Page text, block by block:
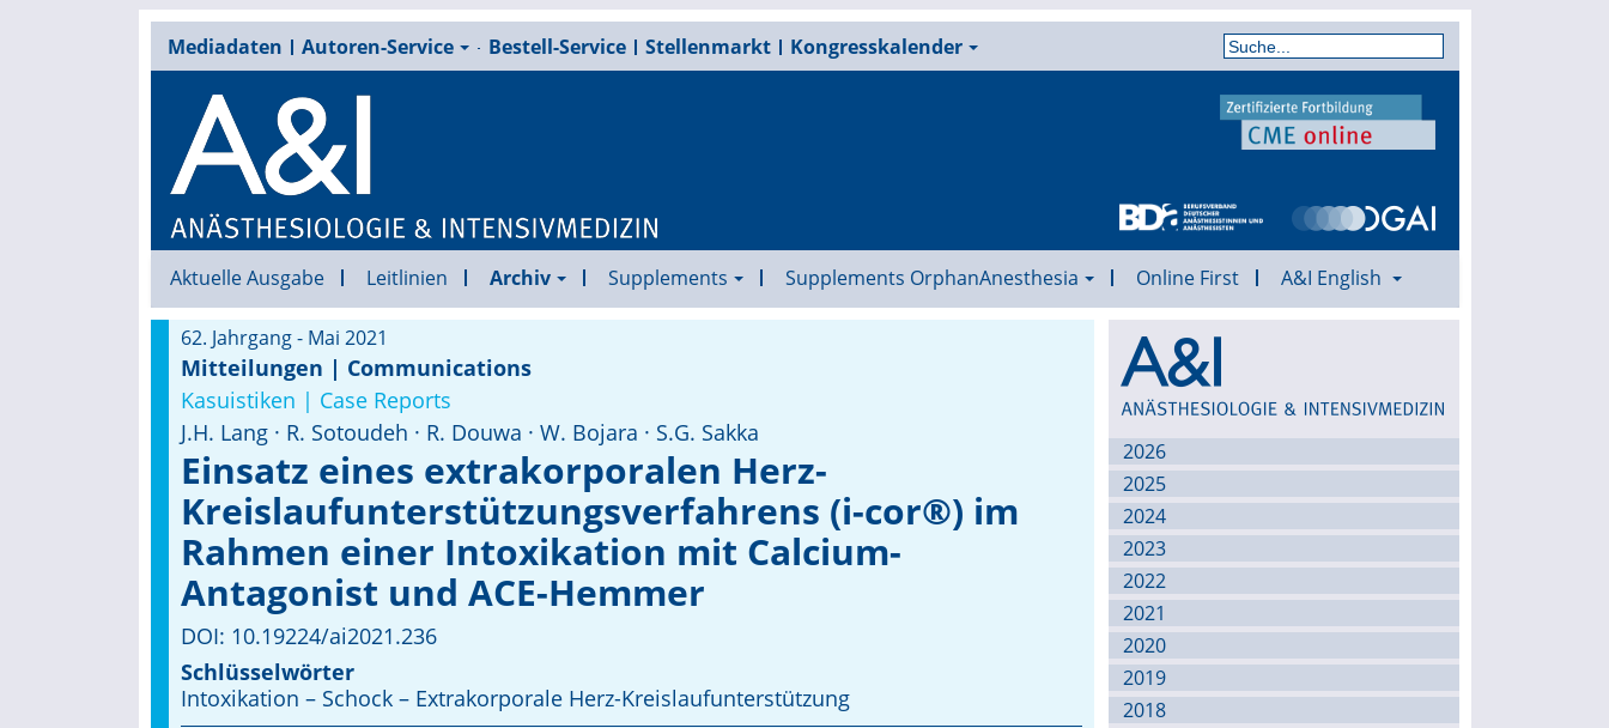
Mediadaten Autoren-Service Bestell-Service Stellenmarkt Kongresskalender
Aktuelle Ausgabe Leitlinien Archiv Supplements Supplements OrphanAnesthesia Online First A&I English
62. Jahrgang - Mai 2021
Mitteilungen | Communications
Kasuistiken | Case Reports
J.H. Lang · R. Sotoudeh · R. Douwa · W. Bojara · S.G. Sakka
Einsatz eines extrakorporalen Herz-
Kreislaufunterstützungsverfahrens (i-cor®) im
Rahmen einer Intoxikation mit Calcium-
Antagonist und ACE-Hemmer
DOI: 10.19224/ai2021.236
Schlüsselwörter
Intoxikation – Schock – Extrakorporale Herz-Kreislaufunterstützung
Archiv
2026
2025
2024
2023
2022
2021
2020
2019
2018